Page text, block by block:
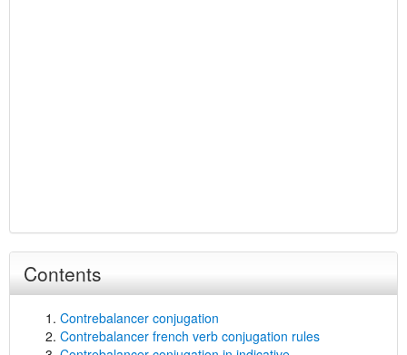
Contents
Contrebalancer conjugation
Contrebalancer french verb conjugation rules